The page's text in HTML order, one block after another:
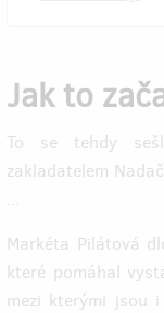
Jak to
To se tehdy
zakladatelem
...
Markéta Pilátová
které pomáhal
mezi kterými jsou